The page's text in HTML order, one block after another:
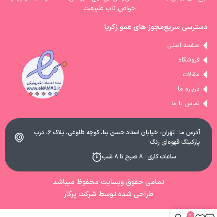
خواص ناب طبیعت
دسترسی سریعمجوز های عمو زکریا
صفحه اصلی
فروشگاه
مقالات
درباره ما
تماس با ما
آدرس ما : تهران، خیابان استاد حسن بنا، کوچه طلوعی، پلاک ۶، درب
پارکینگ قهوه‌ای رنگ
ساعات کاری : ۸ صبح تا ۸ شب
تمامی حقوق وبسایت محفوظ میباشد
طراحی شده توسط شرکت پرگار
0